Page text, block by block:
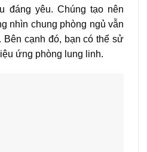
đáng yêu. Chúng tạo nên
nhìn chung phòng ngủ vẫn
Bên cạnh đó, bạn có thể sử
ứng phòng lung linh.